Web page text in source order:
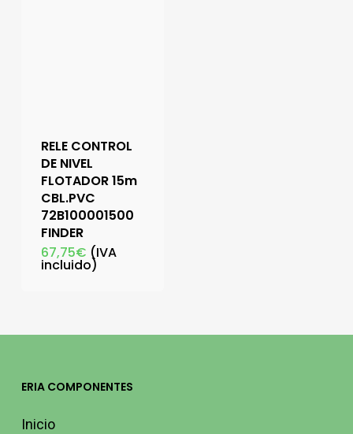
RELE CONTROL
DE NIVEL
FLOTADOR 15m
CBL.PVC
72B100001500
FINDER
67,75€ (IVA
incluido)
ERIA COMPONENTES
Inicio